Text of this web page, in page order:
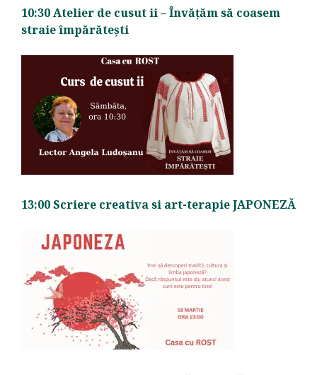
10:30 Atelier de cusut ii – Învățăm să coasem
straie împărătești
13:00Scriere creativa si art-terapie JAPONEZĂ